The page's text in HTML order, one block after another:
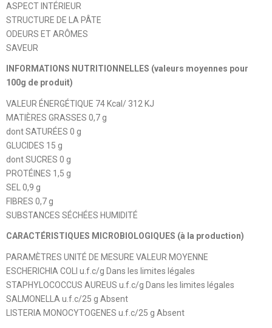
ASPECT INTÉRIEUR
STRUCTURE DE LA PÂTE
ODEURS ET ARÔMES
SAVEUR
INFORMATIONS NUTRITIONNELLES (valeurs moyennes pour
100g de produit)
VALEUR ÉNERGÉTIQUE 74 Kcal/ 312 KJ
MATIÈRES GRASSES 0,7 g
dont SATURÉES 0 g
GLUCIDES 15 g
dont SUCRES 0 g
PROTÉINES 1,5 g
SEL 0,9 g
FIBRES 0,7 g
SUBSTANCES SÉCHÉES HUMIDITÉ
CARACTÉRISTIQUES MICROBIOLOGIQUES (à la production)
PARAMÈTRES UNITÉ DE MESURE VALEUR MOYENNE
ESCHERICHIA COLI u.f.c/g Dans les limites légales
STAPHYLOCOCCUS AUREUS u.f.c/g Dans les limites légales
SALMONELLA u.f.c/25 g Absent
LISTERIA MONOCYTOGENES u.f.c/25 g Absent